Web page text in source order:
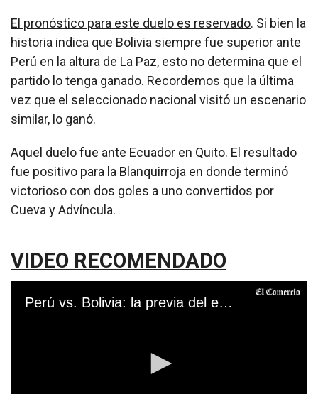
El pronóstico para este duelo es reservado. Si bien la
historia indica que Bolivia siempre fue superior ante
Perú en la altura de La Paz, esto no determina que el
partido lo tenga ganado. Recordemos que la última
vez que el seleccionado nacional visitó un escenario
similar, lo ganó.
Aquel duelo fue ante Ecuador en Quito. El resultado
fue positivo para la Blanquirroja en donde terminó
victorioso con dos goles a uno convertidos por
Cueva y Advíncula.
VIDEO RECOMENDADO
Perú vs. Bolivia: la previa del encuentro de este domingo en La Paz por la fecha 5 de la Eliminatorias